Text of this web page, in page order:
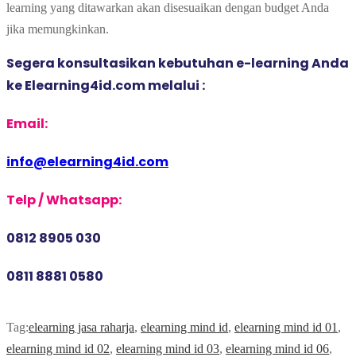
learning yang ditawarkan akan disesuaikan dengan budget Anda
jika memungkinkan.
Segera konsultasikan kebutuhan e-learning Anda
ke Elearning4id.com melalui :
Email:
info@elearning4id.com
Telp / Whatsapp:
0812 8905 030
0811 8881 0580
Tag:elearning jasa raharja, elearning mind id, elearning mind id 01,
elearning mind id 02, elearning mind id 03, elearning mind id 06,